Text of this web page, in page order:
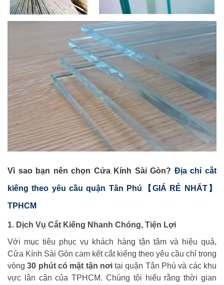
Vì sao bạn nên chọn Cửa Kính Sài Gòn? Địa chỉ cắt
kiếng theo yêu cầu quận Tân Phú【GIÁ RẺ NHẤT】
TPHCM
1. Dịch Vụ Cắt Kiếng Nhanh Chóng, Tiện Lợi
Với mục tiêu phục vụ khách hàng tận tâm và hiệu quả,
Cửa Kính Sài Gòn cam kết cắt kiếng theo yêu cầu chỉ trong
vòng30 phút có mặt tận nơitại quận Tân Phú và các khu
vực lân cận của TPHCM. Chúng tôi hiểu rằng thời gian